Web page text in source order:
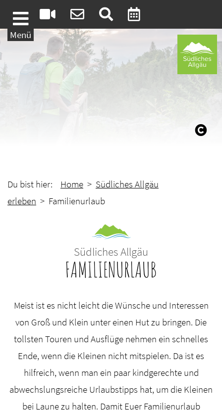
Weiter zum Inhalt
Menü
Du bist hier: Home > Südliches Allgäu
erleben > Familienurlaub
Südliches Allgäu
FAMILIENURLAUB
Meist ist es nicht leicht die Wünsche und Interessen
von Groß und Klein unter einen Hut zu bringen. Die
tollsten Touren und Ausflüge nehmen ein schnelles
Ende, wenn die Kleinen nicht mitspielen. Da ist es
hilfreich, wenn man ein paar kindgerechte und
abwechslungsreiche Urlaubstipps hat, um die Kleinen
bei Laune zu halten. Damit Euer Familienurlaub